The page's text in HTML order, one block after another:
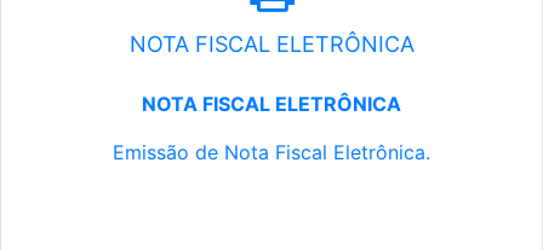
NOTA FISCAL ELETRÔNICA
NOTA FISCAL ELETRÔNICA
Emissão de Nota Fiscal Eletrônica.